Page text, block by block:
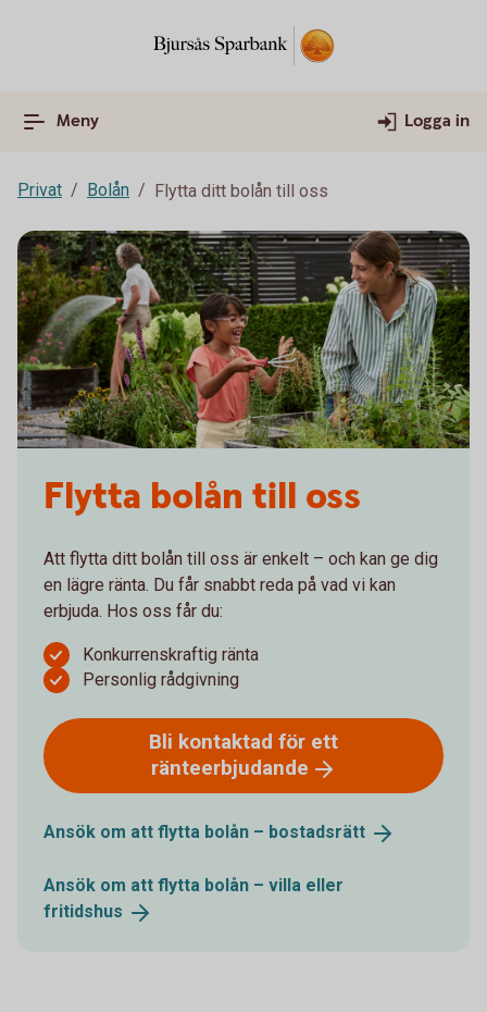
Meny Logga in
Privat Bolån Flytta ditt bolån till oss
Flytta bolån till oss
Att flytta ditt bolån till oss är enkelt – och kan ge dig
en lägre ränta. Du får snabbt reda på vad vi kan
erbjuda. Hos oss får du:
Konkurrenskraftig ränta
Personlig rådgivning
Bli kontaktad för ett
ränteerbjudande
Ansök om att flytta bolån – bostadsrätt
Ansök om att flytta bolån – villa eller
fritidshus